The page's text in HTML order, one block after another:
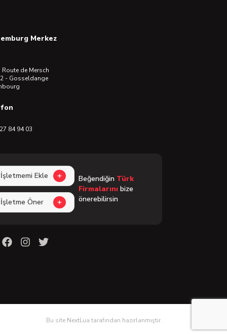
Merkez
Route de Mersch
- Gosseldange
84 94 03
İşletmemi Ekle
İşletme Öner
Beğendiğin Türk
Firmalarını bize
önerebilirsin
Bu site NextLua tarafından hazırlanmıştır.